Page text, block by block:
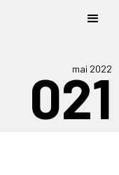
mai 2022
021